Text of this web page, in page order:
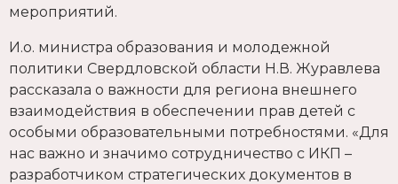
мероприятий.
И.о. министра образования и молодежной
политики Свердловской области Н.В. Журавлева
рассказала о важности для региона внешнего
взаимодействия в обеспечении прав детей с
особыми образовательными потребностями. «Для
нас важно и значимо сотрудничество с ИКП –
разработчиком стратегических документов в